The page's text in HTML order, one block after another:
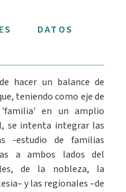
DATOS
hacer un balance de
teniendo como eje de
en un amplio
se intenta integrar las
-estudio de familias
a ambos lados del
de la nobleza, la
y las regionales –de